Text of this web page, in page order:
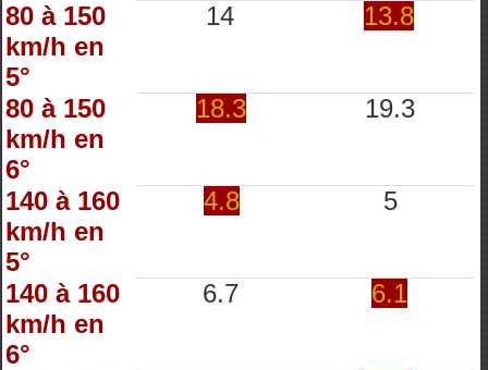
80 à 150
km/h en
5°
14 13.8
80 à 150
km/h en
6°
18.3 19.3
140 à 160
km/h en
5°
4.8 5
140 à 160
km/h en
6°
6.7 6.1